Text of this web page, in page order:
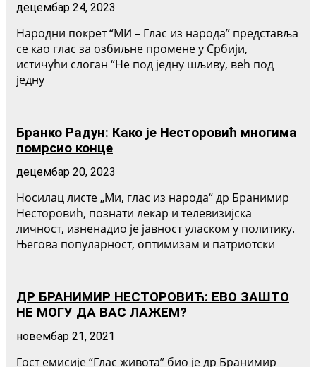
децембар 24, 2023
Народни покрет “МИ – Глас из народа” представља
се као глас за озбиљне промене у Србији,
истичући слоган “Не под једну шљиву, већ под
једну
Бранко Радун: Како је Несторовић многима
помрсио конце
децембар 20, 2023
Носилац листе „Ми, глас из народа“ др Бранимир
Несторовић, познати лекар и телевизијска
личност, изненадио је јавност уласком у политику.
Његова популарност, оптимизам и патриотски
ДР БРАНИМИР НЕСТОРОВИЋ: ЕВО ЗАШТО
НЕ МОГУ ДА ВАС ЛАЖЕМ?
новембар 21, 2021
Гост емисије “Глас живота” био је др Бранимир